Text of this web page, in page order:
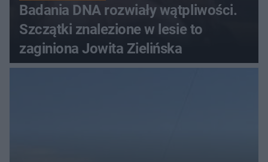
Badania DNA rozwiały wątpliwości.
Szczątki znalezione w lesie to
zaginiona Jowita Zielińska